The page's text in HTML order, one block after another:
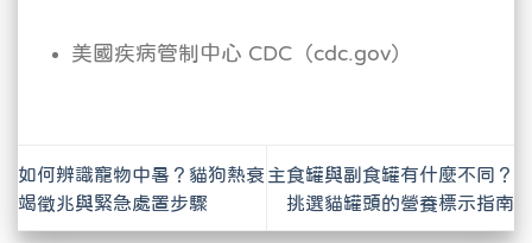
美國疾病管制中心 CDC（cdc.gov）
如何辨識寵物中暑？貓狗熱衰
竭徵兆與緊急處置步驟
主食罐與副食罐有什麼不同？
挑選貓罐頭的營養標示指南